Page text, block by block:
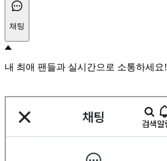
채팅
내 최애 팬들과 실시간으로 소통하세요!